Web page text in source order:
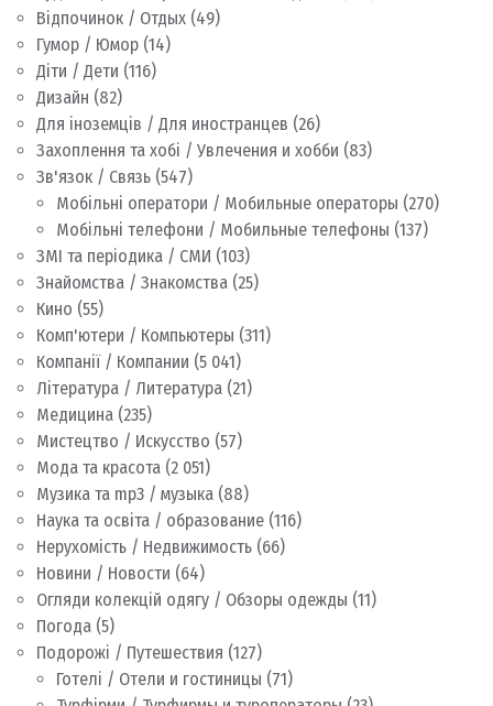
Відпочинок / Отдых (49)
Гумор / Юмор (14)
Діти / Дети (116)
Дизайн (82)
Для іноземців / Для иностранцев (26)
Захоплення та хобі / Увлечения и хобби (83)
Зв'язок / Связь (547)
Мобільні оператори / Мобильные операторы (270)
Мобільні телефони / Мобильные телефоны (137)
ЗМІ та періодика / СМИ (103)
Знайомства / Знакомства (25)
Кино (55)
Комп'ютери / Компьютеры (311)
Компанії / Компании (5 041)
Література / Литература (21)
Медицина (235)
Мистецтво / Искусство (57)
Мода та красота (2 051)
Музика та mp3 / музыка (88)
Наука та освіта / образование (116)
Нерухомість / Недвижимость (66)
Новини / Новости (64)
Огляди колекцій одягу / Обзоры одежды (11)
Погода (5)
Подорожі / Путешествия (127)
Готелі / Отели и гостиницы (71)